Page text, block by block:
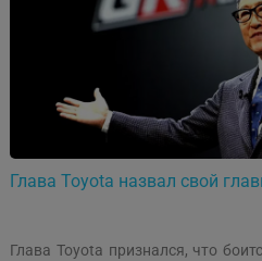
Глава Toyota назвал свой
Глава Toyota признался, что